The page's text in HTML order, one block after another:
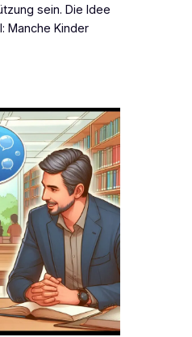
sein. Die Idee
Manche Kinder